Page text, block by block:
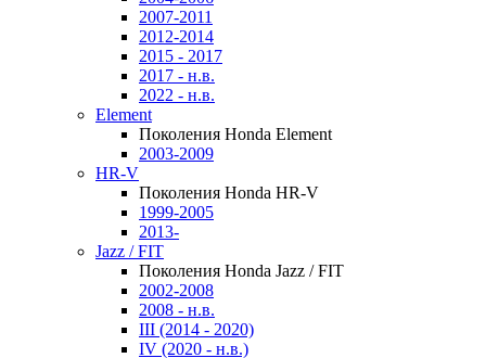
2007-2011
2012-2014
2015 - 2017
2017 - н.в.
2022 - н.в.
Element
Поколения Honda Element
2003-2009
HR-V
Поколения Honda HR-V
1999-2005
2013-
Jazz / FIT
Поколения Honda Jazz / FIT
2002-2008
2008 - н.в.
III (2014 - 2020)
IV (2020 - н.в.)